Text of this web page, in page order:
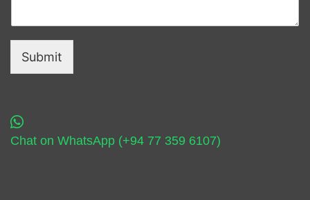
Submit
Chat on WhatsApp (+94 77 359 6107)